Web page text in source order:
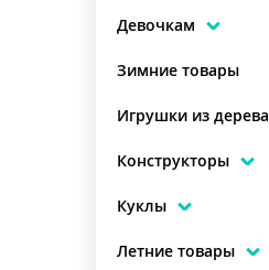
Девочкам
Зимние товары
Игрушки из дерева
Конструкторы
Куклы
Летние товары